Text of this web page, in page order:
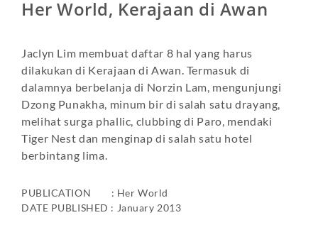
Her World, Kerajaan di Awan
Jaclyn Lim membuat daftar 8 hal yang harus
dilakukan di Kerajaan di Awan. Termasuk di
dalamnya berbelanja di Norzin Lam, mengunjungi
Dzong Punakha, minum bir di salah satu drayang,
melihat surga phallic, clubbing di Paro, mendaki
Tiger Nest dan menginap di salah satu hotel
berbintang lima.
PUBLICATION : Her World
DATE PUBLISHED : January 2013